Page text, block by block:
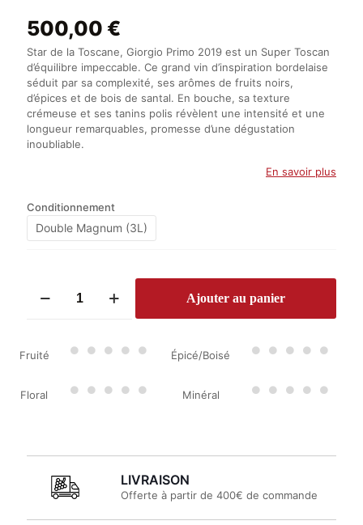
500,00 €
Star de la Toscane, Giorgio Primo 2019 est un Super Toscan
d’équilibre impeccable. Ce grand vin d’inspiration bordelaise
séduit par sa complexité, ses arômes de fruits noirs,
d’épices et de bois de santal. En bouche, sa texture
crémeuse et ses tanins polis révèlent une intensité et une
longueur remarquables, promesse d’une dégustation
inoubliable.
En savoir plus
Conditionnement
Double Magnum (3L)
Ajouter au panier
Fruité Épicé/Boisé
Floral Minéral
LIVRAISON
Offerte à partir de 400€ de commande